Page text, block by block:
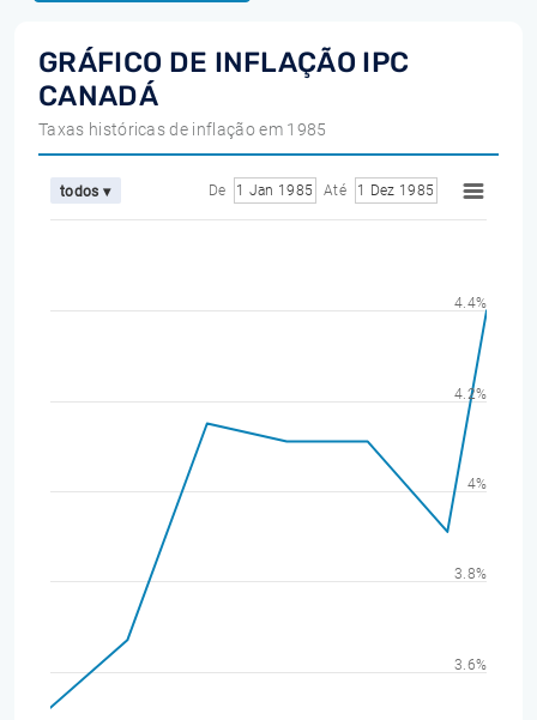
GRÁFICO DE INFLAÇÃO IPC
CANADÁ
Taxas históricas de inflação em 1985
todos ▾ De 1 Jan 1985 Até 1 Dez 1985
3.6%
3.8%
4%
4.2%
4.4%